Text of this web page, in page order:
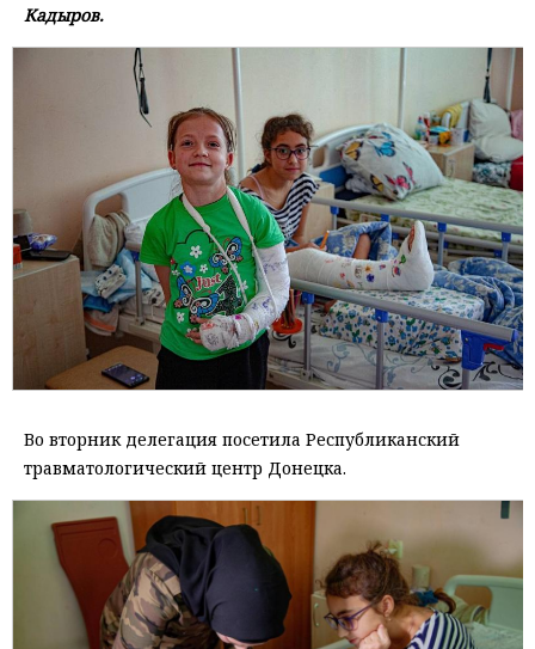
Кадыров.
Во вторник делегация посетила Республиканский
травматологический центр Донецка.